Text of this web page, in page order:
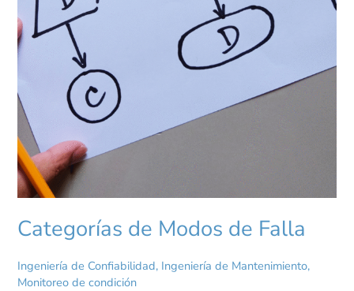
Categorías de Modos de Falla
Ingeniería de Confiabilidad, Ingeniería de Mantenimiento,
Monitoreo de condición